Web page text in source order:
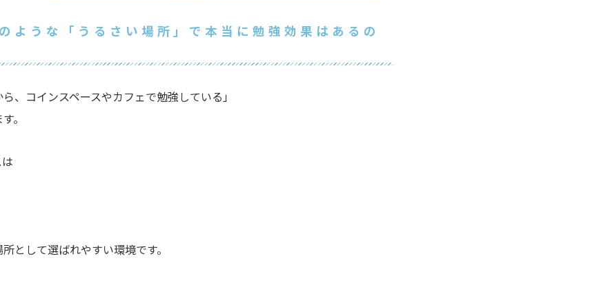
ような「うるさい場所」で本当に勉強効果はあるの
ら、コインスペースやカフェで勉強している」
。
として選ばれやすい環境です。